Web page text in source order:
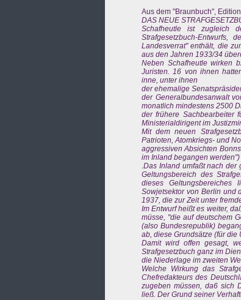
Aus dem "Braunbuch",
DAS NEUE
Schafheutle ist zugleich
Strafgesetzbuch-Entwurfs,
Landesverrat" enthält, die
aus den Jahren 1933/34
Neben Schafheutle wirken
Juristen. 16 von ihnen
inne, unter ihnen
der ehemalige
der Generalbundesanwalt
monatlich mindestens 2500
der frühere Sachbearbeiter
Ministerialdirigent im
Mit dem neuen
Patrioten, Atomkriegs- und
aggressiven Absichten
im Inland begangen werden")
.Das Inland umfaßt nach der
Geltungsbereich des
dieses Geltungsbereiches
Sowjetsektor von Berlin und
1937, die zur Zeit unter
Im Entwurf heißt es weiter,
müsse, "die auf deutschem
(also Bundesrepublik)
ab, diese Grundsätze (für die
Damit wird offen gesagt,
Strafgesetzbuch ganz im
die Niederlage im zweiten
Welche Wirkung das
Chefredakteurs des
zugeben müssen, da6 sich
ließ. Der Grund seiner